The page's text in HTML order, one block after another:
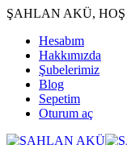
ŞAHLAN AKÜ,
Hesabım
Hakkımızda
Şubelerimiz
Blog
Sepetim
Oturum aç